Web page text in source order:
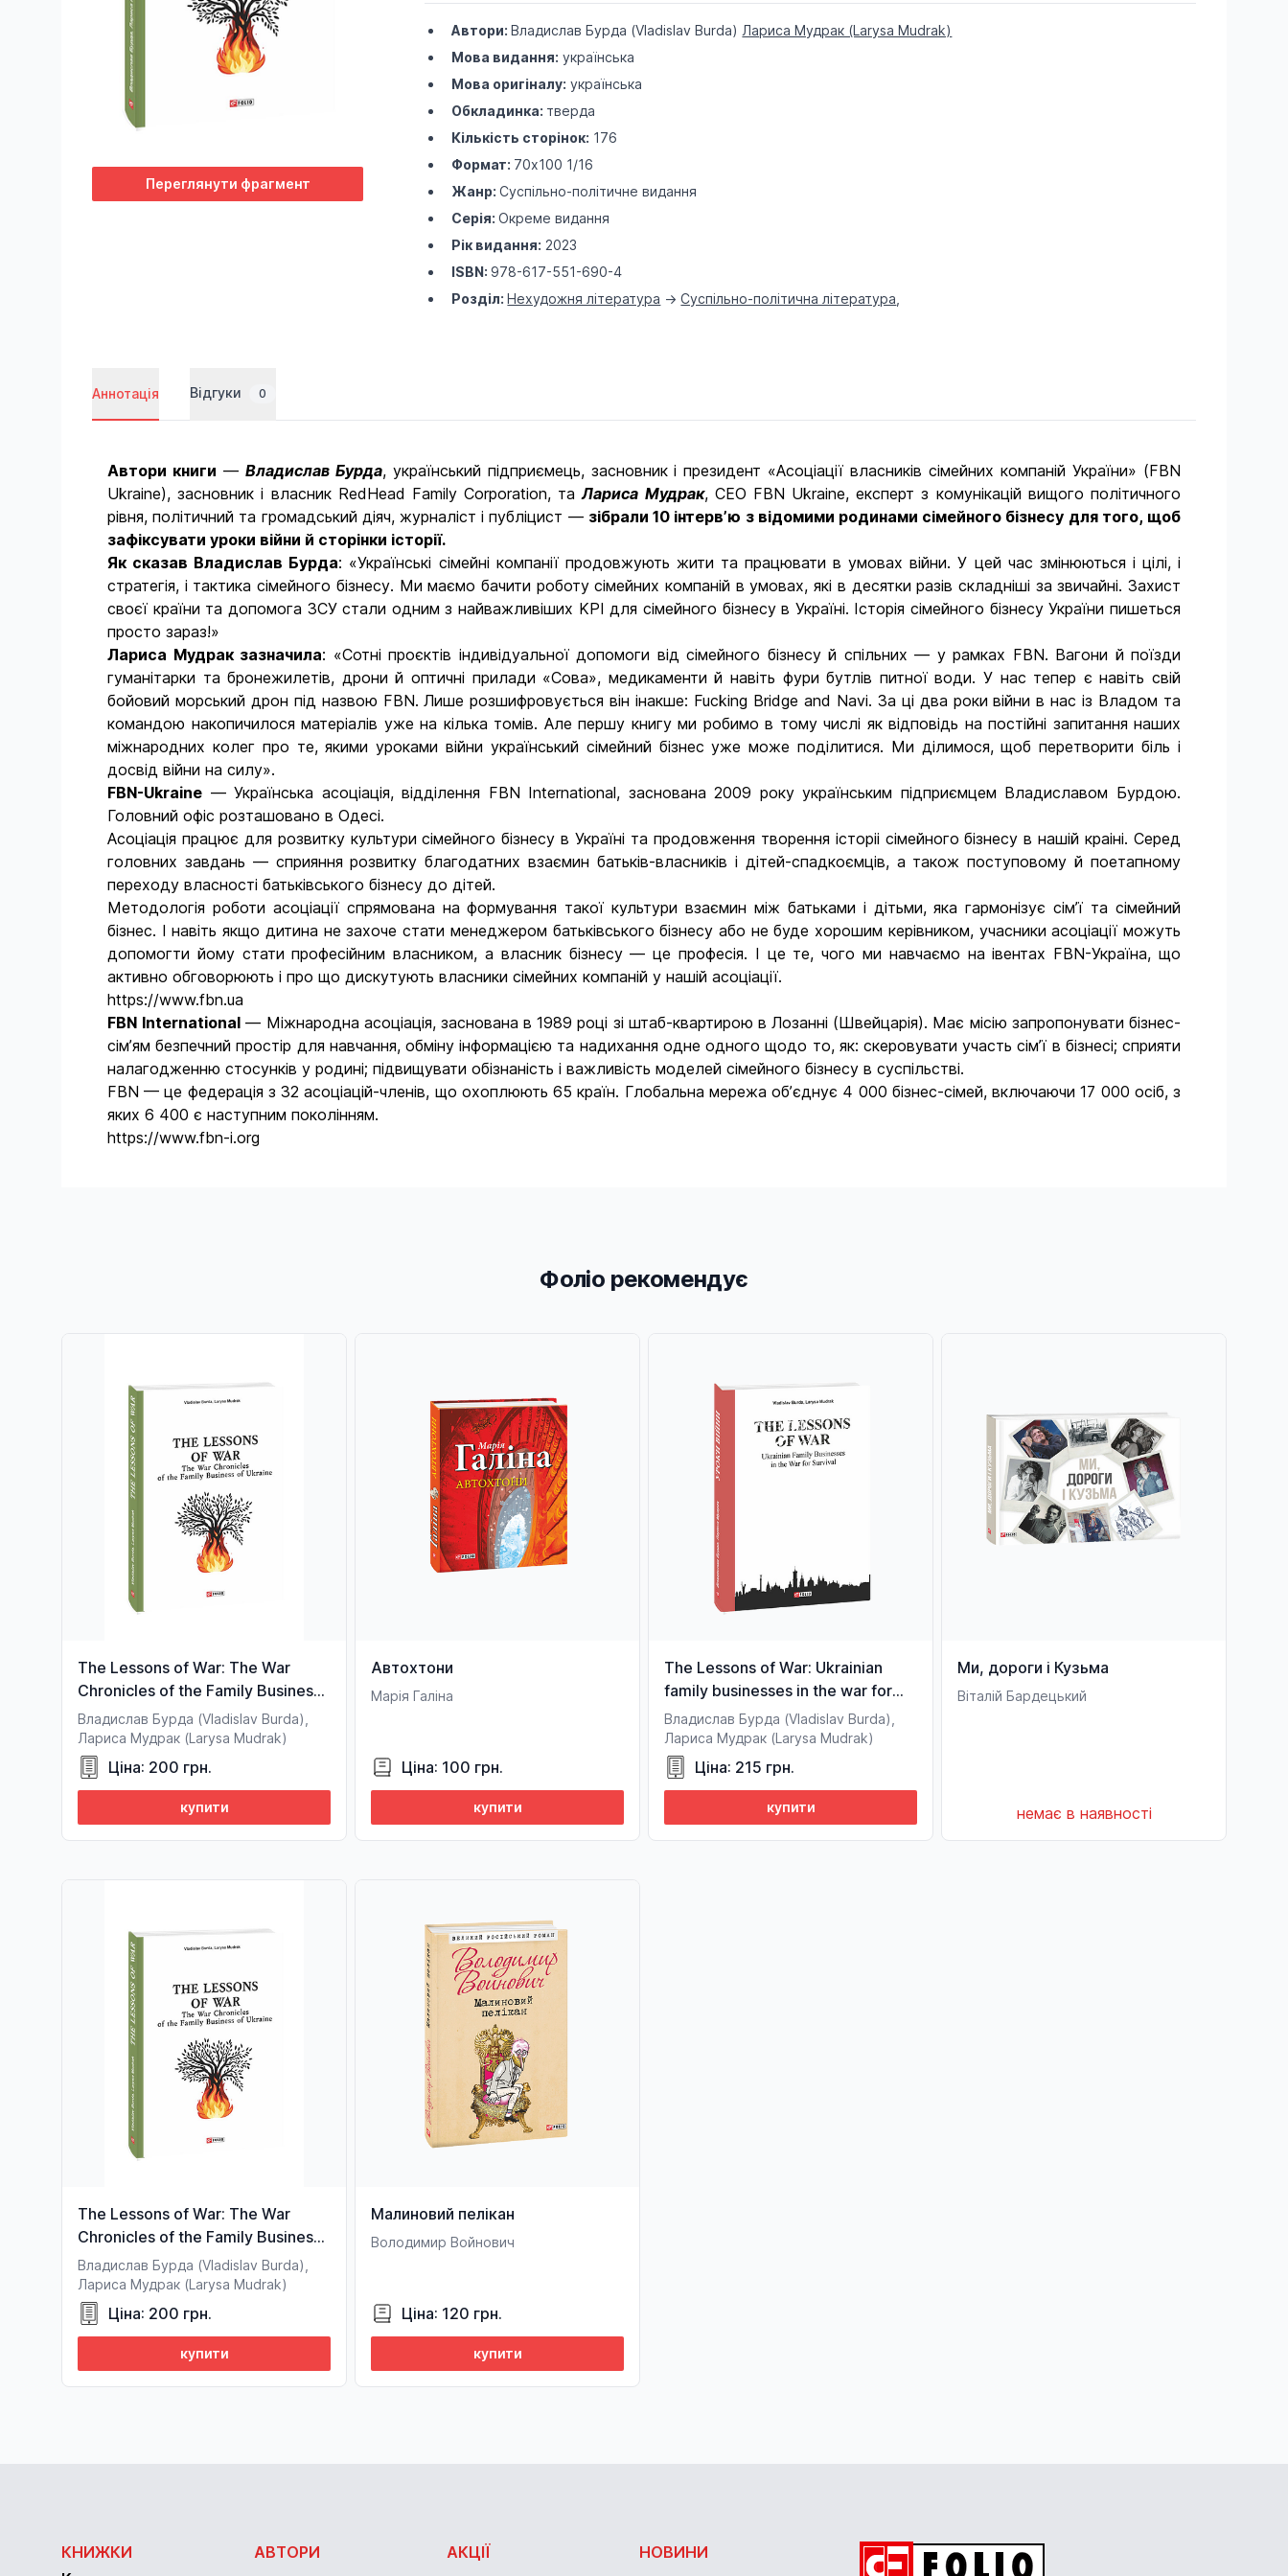
Переглянути фрагмент
Автори:Владислав Бурда (Vladislav Burda) Лариса Мудрак (Larysa Mudrak)
Мова видання: українська
Мова оригіналу: українська
Обкладинка: тверда
Кількість сторінок: 176
Формат: 70х100 1/16
Жанр:Суспільно-політичне видання
Серія:Окреме видання
Рік видання: 2023
ISBN:978-617-551-690-4
Розділ:Нехудожня література ->Суспільно-політична література
Аннотація Відгуки 0
Автори книги — Владислав Бурда, український підприємець, засновник і президент «Асоціації власників сімейних компаній України» (FBN
Ukraine), засновник і власник RedHead Family Corporation, таЛариса Мудрак, CEO FBN Ukraine, експерт з комунікацій вищого політичного
рівня, політичний та громадський діяч, журналіст і публіцист — зібрали 10 інтервʼю з відомими родинами сімейного бізнесу для того, щоб
зафіксувати уроки війни й сторінки історії.
Як сказав Владислав Бурда: «Українські сімейні компанії продовжують жити та працювати в умовах війни. У цей час змінюються і цілі, і
стратегія, і тактика сімейного бізнесу. Ми маємо бачити роботу сімейних компаній в умовах, які в десятки разів складніші за звичайні. Захист
своєї країни та допомога ЗСУ стали одним з найважливіших KPI для сімейного бізнесу в Україні. Історія сімейного бізнесу України пишеться
просто зараз!»
Лариса Мудрак зазначила: «Сотні проєктів індивідуальної допомоги від сімейного бізнесу й спільних — у рамках FBN. Вагони й поїзди
гуманітарки та бронежилетів, дрони й оптичні прилади «Сова», медикаменти й навіть фури бутлів питної води. У нас тепер є навіть свій
бойовий морський дрон під назвою FBN. Лише розшифровується він інакше: Fucking Bridge and Navi. За ці два роки війни в нас із Владом та
командою накопичилося матеріалів уже на кілька томів. Але першу книгу ми робимо в тому числі як відповідь на постійні запитання наших
міжнародних колег про те, якими уроками війни український сімейний бізнес уже може поділитися. Ми ділимося, щоб перетворити біль і
досвід війни на силу».
FBN-Ukraine — Українська асоціація, відділення FBN International, заснована 2009 року українським підприємцем Владиславом Бурдою.
Головний офіс розташовано в Одесі.
Асоціація працює для розвитку культури сімейного бізнесу в Україні та продовження творення історіі сімейного бізнесу в нашій краіні. Серед
головних завдань — сприяння розвитку благодатних взаємин батьків-власників і дітей-спадкоємців, а також поступовому й поетапному
переходу власності батьківського бізнесу до дітей.
Методологія роботи асоціації спрямована на формування такої культури взаємин між батьками і дітьми, яка гармонізує сім’ї та сімейний
бізнес. І навіть якщо дитина не захоче стати менеджером батьківського бізнесу або не буде хорошим керівником, учасники асоціації можуть
допомогти йому стати професійним власником, а власник бізнесу — це професія. І це те, чого ми навчаємо на івентах FBN-Україна, що
активно обговорюють і про що дискутують власники сімейних компаній у нашій асоціації.
https://www.fbn.ua
FBN International — Міжнародна асоціація, заснована в 1989 році зі штаб-квартирою в Лозанні (Швейцарія). Має місію запропонувати бізнес-
сім’ям безпечний простір для навчання, обміну інформацією та надихання одне одного щодо то, як: скеровувати участь сім’ї в бізнесі; сприяти
налагодженню стосунків у родині; підвищувати обізнаність і важливість моделей сімейного бізнесу в суспільстві.
FBN — це федерація з 32 асоціацій-членів, що охоплюють 65 країн. Глобальна мережа об’єднує 4 000 бізнес-сімей, включаючи 17 000 осіб, з
яких 6 400 є наступним поколінням.
https://www.fbn-i.org
Фоліо рекомендує
The Lessons of War: The War
Chronicles of the Family Business
of Ukraine
Владислав Бурда (Vladislav Burda),
Лариса Мудрак (Larysa Mudrak)
Ціна: 200 грн.
купити
Автохтони
Марія Галіна
Ціна: 100 грн.
купити
The Lessons of War: Ukrainian
family businesses in the war for
survival
Владислав Бурда (Vladislav Burda),
Лариса Мудрак (Larysa Mudrak)
Ціна: 215 грн.
купити
Ми, дороги і Кузьма
Віталій Бардецький
немає в наявності
The Lessons of War: The War
Chronicles of the Family Business
of Ukraine
Владислав Бурда (Vladislav Burda),
Лариса Мудрак (Larysa Mudrak)
Ціна: 200 грн.
купити
Малиновий пелікан
Володимир Войнович
Ціна: 120 грн.
купити
КНИЖКИ
АВТОРИ АКЦІЇ НОВИНИ